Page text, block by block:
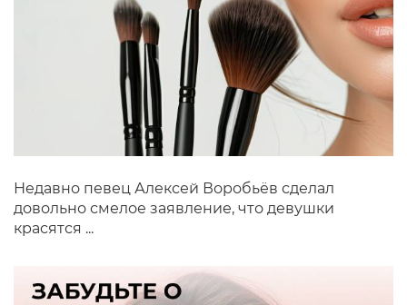
Недавно певец Алексей Воробьёв сделал
довольно смелое заявление, что девушки
красятся ...